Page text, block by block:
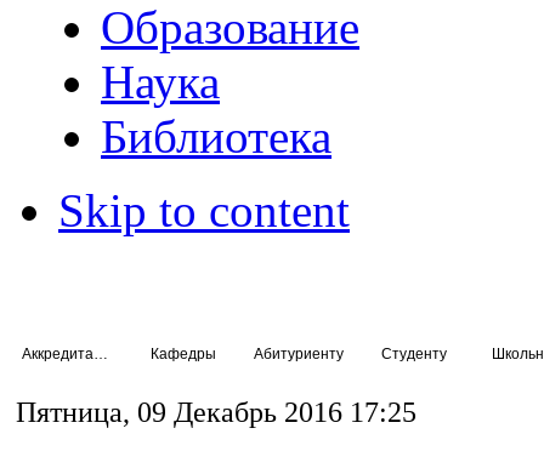
Образование
Наука
Библиотека
Skip to content
Кафедры Абитуриенту Студенту
Пятница, 09 Декабрь 2016 17:25